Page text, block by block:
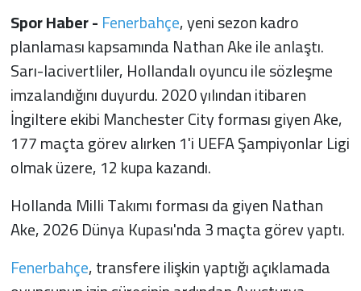
Spor Haber -Fenerbahçe, yeni sezon kadro
planlaması kapsamında Nathan Ake ile anlaştı.
Sarı-lacivertliler, Hollandalı oyuncu ile sözleşme
imzalandığını duyurdu. 2020 yılından itibaren
İngiltere ekibi Manchester City forması giyen Ake,
177 maçta görev alırken 1'i UEFA Şampiyonlar Ligi
olmak üzere, 12 kupa kazandı.
Hollanda Milli Takımı forması da giyen Nathan
Ake, 2026 Dünya Kupası'nda 3 maçta görev yaptı.
Fenerbahçe, transfere ilişkin yaptığı açıklamada